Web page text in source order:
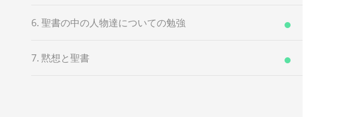
6. 聖書の中の人物達についての勉強
7. 黙想と聖書